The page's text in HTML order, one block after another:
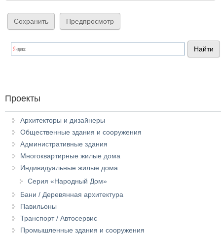
Проекты
Архитекторы и дизайнеры
Общественные здания и сооружения
Административные здания
Многоквартирные жилые дома
Индивидуальные жилые дома
Серия «Народный Дом»
Бани / Деревянная архитектура
Павильоны
Транспорт / Автосервис
Промышленные здания и сооружения